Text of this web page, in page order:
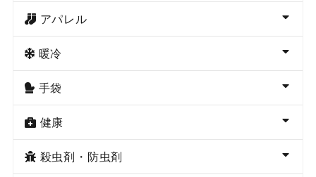
アパレル
暖冷
手袋
健康
殺虫剤・防虫剤